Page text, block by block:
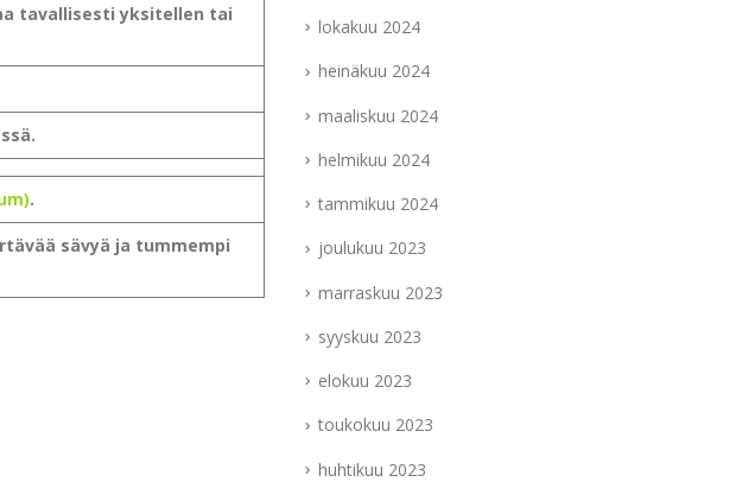
tavallisesti yksitellen tai
.
sävyä ja tummempi
lokakuu 2024
heinäkuu 2024
maaliskuu 2024
helmikuu 2024
tammikuu 2024
joulukuu 2023
marraskuu 2023
syyskuu 2023
elokuu 2023
toukokuu 2023
huhtikuu 2023